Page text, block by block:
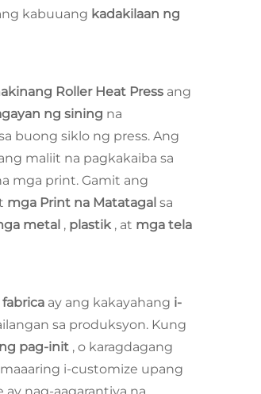
kabuuang kadakilaan ng
Roller Heat Press ang
ng sining na
buong siklo ng press. Ang
maliit na pagkakaiba sa
mga print. Gamit ang
mga Print na Matatagal sa
metal , plastik , at mga tela
ay ang kakayahang i-
sa produksyon. Kung
pag-init , o karagdagang
maaaring i-customize upang
nag-aagarantiya na